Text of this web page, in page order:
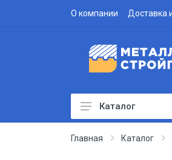
О компании Доставка
Профнастил
Каталог
Главная Каталог